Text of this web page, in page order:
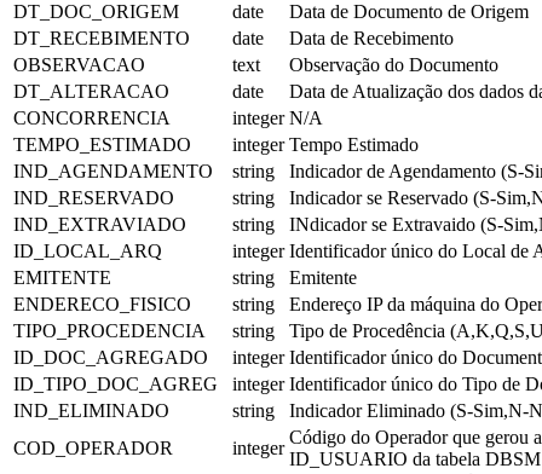
DT_DOC_ORIGEM
date
Data de Documento de Origem
DT_RECEBIMENTO
date
Data de Recebimento
OBSERVACAO
text
Observação do Documento
DT_ALTERACAO
date
Data de Atualização dos dados
CONCORRENCIA
integer N/A
TEMPO_ESTIMADO
integer Tempo Estimado
IND_AGENDAMENTO
string
Indicador de Agendamento (S-
IND_RESERVADO
string
Indicador se Reservado (S-
IND_EXTRAVIADO
string
INdicador se Extravaido (S-
ID_LOCAL_ARQ
integer Identificador único do Local de
EMITENTE
string
Emitente
ENDERECO_FISICO
string
Endereço IP da máquina do
TIPO_PROCEDENCIA
string
Tipo de Procedência
ID_DOC_AGREGADO
integer Identificador único do
ID_TIPO_DOC_AGREG
integer Identificador único do Tipo de
IND_ELIMINADO
string
Indicador Eliminado (S-Sim,N-
COD_OPERADOR
integer
Código do Operador que gerou
ID_USUARIO da tabela